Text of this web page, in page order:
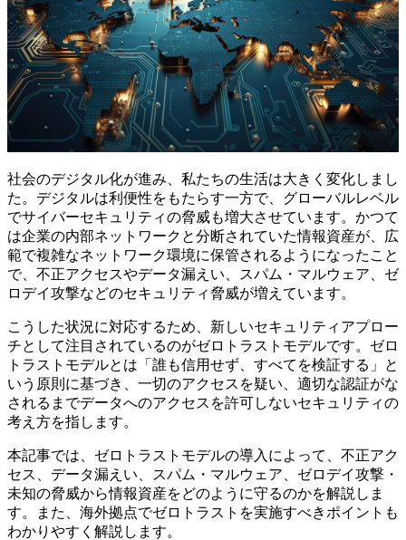
社会のデジタル化が進み、私たちの生活は大きく変化しまし
た。デジタルは利便性をもたらす一方で、グローバルレベル
でサイバーセキュリティの脅威も増大させています。かつて
は企業の内部ネットワークと分断されていた情報資産が、広
範で複雑なネットワーク環境に保管されるようになったこと
で、不正アクセスやデータ漏えい、スパム・マルウェア、ゼ
ロデイ攻撃などのセキュリティ脅威が増えています。
こうした状況に対応するため、新しいセキュリティアプロー
チとして注目されているのがゼロトラストモデルです。ゼロ
トラストモデルとは「誰も信用せず、すべてを検証する」と
いう原則に基づき、一切のアクセスを疑い、適切な認証がな
されるまでデータへのアクセスを許可しないセキュリティの
考え方を指します。
本記事では、ゼロトラストモデルの導入によって、不正アク
セス、データ漏えい、スパム・マルウェア、ゼロデイ攻撃・
未知の脅威から情報資産をどのように守るのかを解説しま
す。また、海外拠点でゼロトラストを実施すべきポイントも
わかりやすく解説します。